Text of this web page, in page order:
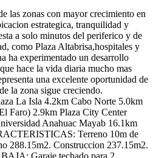
las zonas con mayor crecimiento en
estrategica, tranquilidad y
a solo minutos del periferico y de
como Plaza Altabrisa,hospitales y
ha experimentado un desarrollo
hace la vida diaria mucho mas
una excelente oportunidad de
la zona sigue creciendo.
La Isla 4.2km Cabo Norte 5.0km
Faro) 2.9km Plaza City Center
Anahuac Mayab 16.1km
Terreno 10m de
288.15m2. Construccion 237.15m2.
Garaje techado para 2